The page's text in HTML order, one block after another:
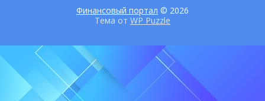
Финансовый портал © 2026
Тема от WP Puzzle